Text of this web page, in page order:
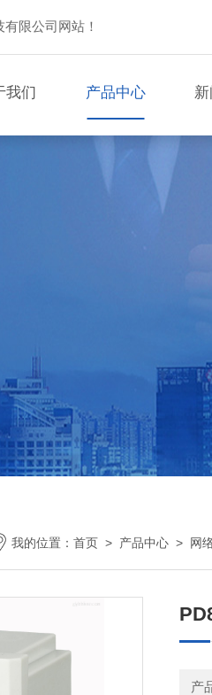
限公司网站！
我们 产品中心
我的位置： 首页 > 产品中心 > 网
产